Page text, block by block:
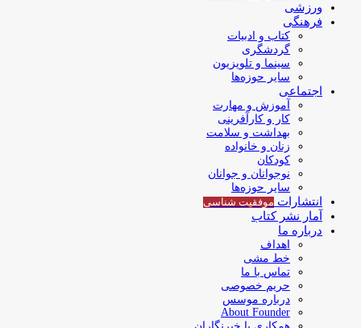
ورزشی
فرهنگی
کتاب و ادبیات
گردشگری
سینما و تلویزیون
سایر حوزه‌ها
اجتماعی
آموزش و مهارت
کار و کارآفرینی
بهداشت و سلامت
زنان و خانواده
کودکان
نوجوانان و جوانان
سایر حوزه‌ها
انتشارات موفقیت‌ شناسی
آمار نشر کتاب
درباره ما
اهداف
خط مشی
تماس با ما
حریم خصوصی
درباره موسس
About Founder